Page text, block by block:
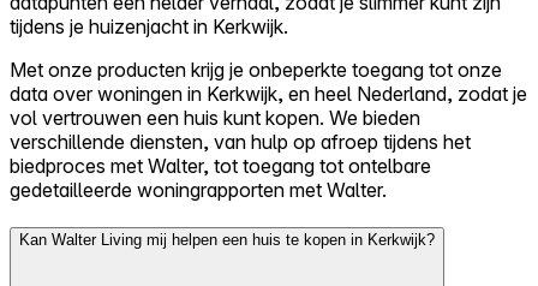
tijdens je huizenjacht in Kerkwijk.
Met onze producten krijg je onbeperkte toegang tot onze
data over woningen in Kerkwijk, en heel Nederland, zodat je
vol vertrouwen een huis kunt kopen. We bieden
verschillende diensten, van hulp op afroep tijdens het
biedproces met Walter, tot toegang tot ontelbare
gedetailleerde woningrapporten met Walter.
Kan Walter Living mij helpen een huis te kopen in Kerkwijk?